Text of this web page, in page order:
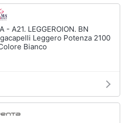
- A21. LEGGEROION. BN
Leggero Potenza 2100
Bianco